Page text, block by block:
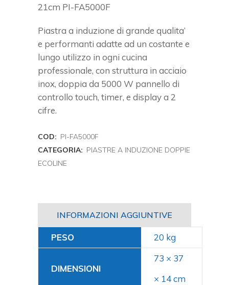
21cm PI-FA5000F
Piastra a induzione di grande qualita’
e performanti adatte ad un costante e
lungo utilizzo in ogni cucina
professionale, con struttura in acciaio
inox, doppia da 5000 W pannello di
controllo touch, timer, e display a 2
cifre.
COD: PI-FA5000F
CATEGORIA: PIASTRE A INDUZIONE DOPPIE
ECOLINE
INFORMAZIONI AGGIUNTIVE
PESO 20 kg
DIMENSIONI
73 × 37
× 14 cm